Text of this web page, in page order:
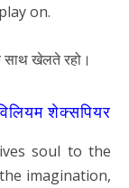
on.
साथ खेलते रहो।
शेक्सपियर
soul to the
imagination,